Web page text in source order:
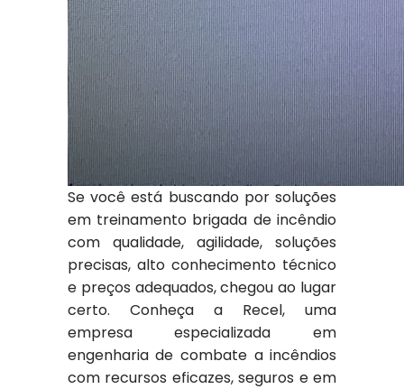
Se você está buscando por soluções
em treinamento brigada de incêndio
com qualidade, agilidade, soluções
precisas, alto conhecimento técnico
e preços adequados, chegou ao lugar
certo. Conheça a Recel, uma
empresa especializada em
engenharia de combate a incêndios
com recursos eficazes, seguros e em